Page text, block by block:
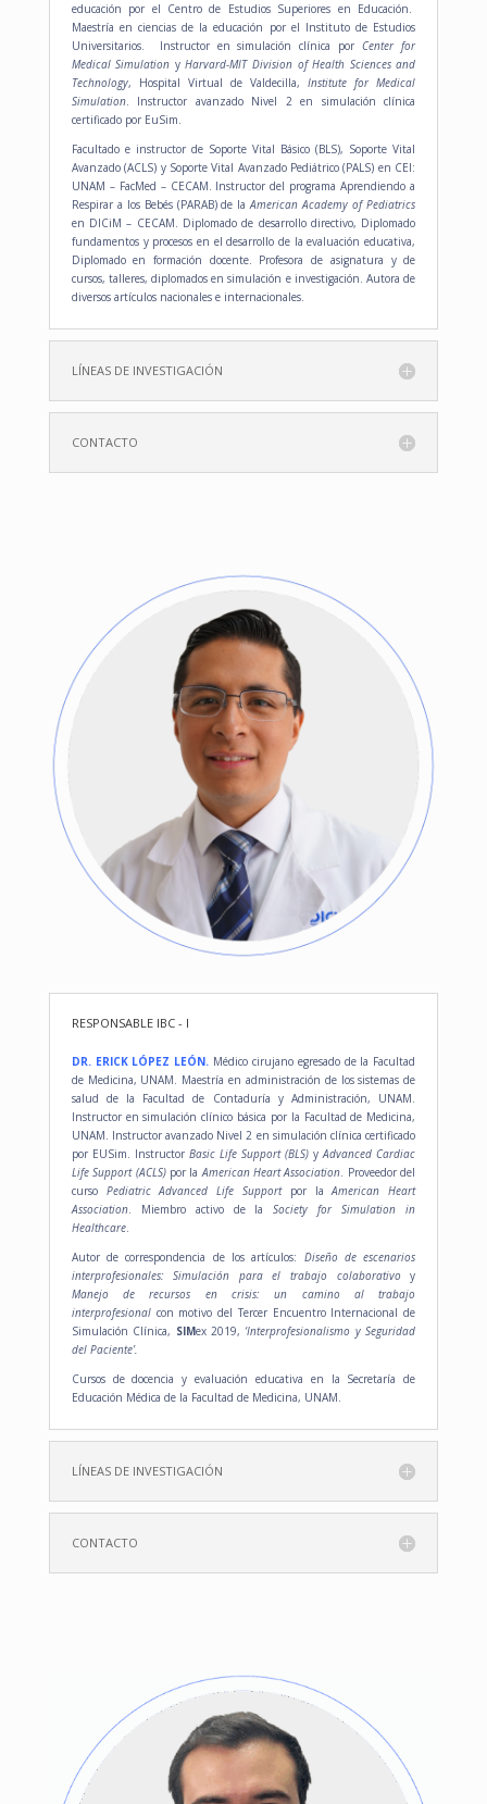
educación por el Centro de Estudios Superiores en Educación.
Maestría en ciencias de la educación por el Instituto de Estudios
Universitarios. Instructor en simulación clínica por Center for
Medical Simulation y Harvard-MIT Division of Health Sciences and
Technology, Hospital Virtual de Valdecilla, Institute for Medical
Simulation. Instructor avanzado Nivel 2 en simulación clínica
certificado por EuSim.
Facultado e instructor de Soporte Vital Básico (BLS), Soporte Vital
Avanzado (ACLS) y Soporte Vital Avanzado Pediátrico (PALS) en CEI:
UNAM – FacMed – CECAM. Instructor del programa Aprendiendo a
Respirar a los Bebés (PARAB) de laAmerican Academy of Pediatrics
en DICiM – CECAM. Diplomado de desarrollo directivo, Diplomado
fundamentos y procesos en el desarrollo de la evaluación educativa,
Diplomado en formación docente. Profesora de asignatura y de
cursos, talleres, diplomados en simulación e investigación. Autora de
diversos artículos nacionales e internacionales.
LÍNEAS DE INVESTIGACIÓN
CONTACTO
RESPONSABLE IBC - I
DR. ERICK LÓPEZ LEÓN. Médico cirujano egresado de la Facultad
de Medicina, UNAM. Maestría en administración de los sistemas de
salud de la Facultad de Contaduría y Administración, UNAM.
Instructor en simulación clínico básica por la Facultad de Medicina,
UNAM. Instructor avanzado Nivel 2 en simulación clínica certificado
por EUSim. Instructor Basic Life Support (BLS) yAdvanced Cardiac
Life Support (ACLS)por laAmerican Heart Association. Proveedor del
curso Pediatric Advanced Life Supportpor laAmerican Heart
Association. Miembro activo de laSociety for Simulation in
Healthcare.
Autor de correspondencia de los artículos: Diseño de escenarios
interprofesionales: Simulación para el trabajo colaborativo y
Manejo de recursos en crisis: un camino al trabajo
interprofesionalcon motivo del Tercer Encuentro Internacional de
Simulación Clínica, SIMex 2019,‘Interprofesionalismo y Seguridad
del Paciente’.
Cursos de docencia y evaluación educativa en la Secretaría de
Educación Médica de la Facultad de Medicina, UNAM.
LÍNEAS DE INVESTIGACIÓN
CONTACTO